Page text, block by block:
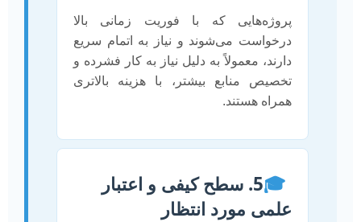
پروژه‌هایی که با فوریت زمانی بالا
درخواست می‌شوند و نیاز به اتمام سریع
دارند، معمولاً به دلیل نیاز به کار فشرده و
تخصیص منابع بیشتر، با هزینه بالاتری
همراه هستند.
🎓 5. سطح کیفی و اعتبار
علمی مورد انتظار